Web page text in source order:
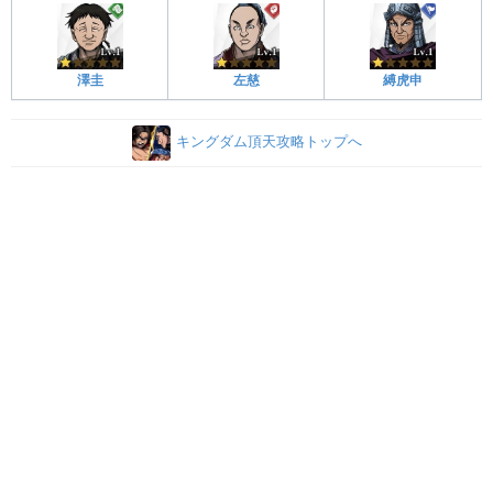
澤圭 左慈 縛虎申
キングダム頂天攻略トップへ